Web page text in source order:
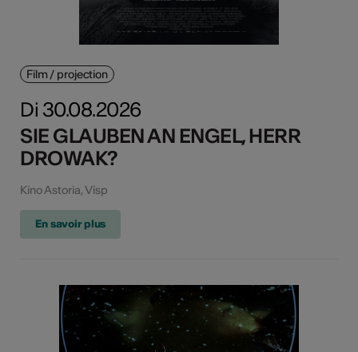
Film / projection
Di 30.08.2026
SIE GLAUBEN AN ENGEL, HERR
DROWAK?
Kino Astoria, Visp
En savoir plus